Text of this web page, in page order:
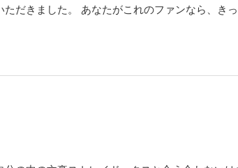
だきました。 あなたがこれのファンなら、き